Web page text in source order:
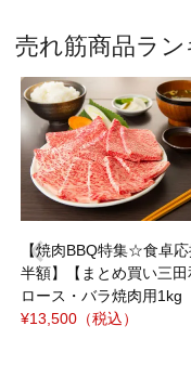
売れ筋商品ラ
【焼肉BBQ特集☆食卓
半額】【まとめ買い三田
ロース・バラ焼肉用1kg
¥13,500 （税込）